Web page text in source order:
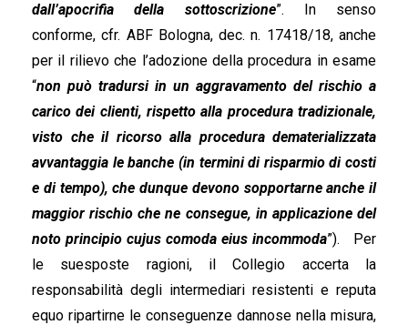
dall’apocrifia della sottoscrizione”. In senso
conforme, cfr. ABF Bologna, dec. n. 17418/18, anche
per il rilievo che l’adozione della procedura in esame
“non può tradursi in un aggravamento del rischio a
carico dei clienti, rispetto alla procedura tradizionale,
visto che il ricorso alla procedura dematerializzata
avvantaggia le banche (in termini di risparmio di costi
e di tempo), che dunque devono sopportarne anche il
maggior rischio che ne consegue, in applicazione del
noto principio cujus comoda eius incommoda”). Per
le suesposte ragioni, il Collegio accerta la
responsabilità degli intermediari resistenti e reputa
equo ripartirne le conseguenze dannose nella misura,